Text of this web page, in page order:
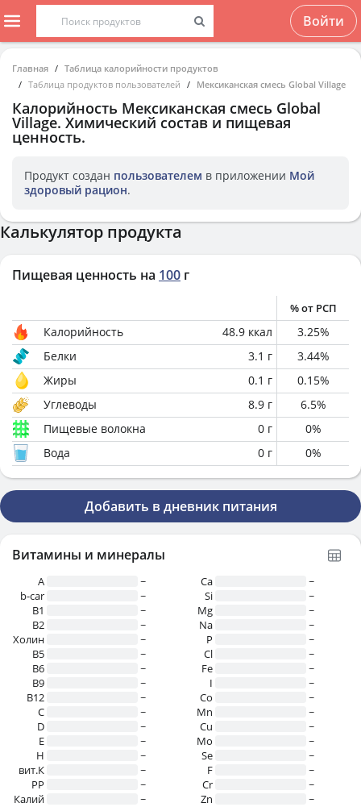
Войти
Главная
Таблица калорийности продуктов
Таблица продуктов пользователей
Мексиканская смесь Global Village
Калорийность Мексиканская смесь Global
Village. Химический состав и пищевая
ценность.
Продукт создан пользователем в приложении Мой
здоровый рацион.
Калькулятор продукта
Пищевая ценность на 100 г
% от РСП
Калорийность 48.9 ккал 3.25%
Белки
3.1 г 3.44%
Жиры
0.1 г 0.15%
Углеводы
8.9 г 6.5%
Пищевые волокна
0 г 0%
Вода
0 г 0%
Добавить в дневник питания
Витамины и минералы
A
~
b-car
~
В1
~
B2
~
Холин
~
B5
~
B6
~
B9
~
B12
~
C
~
D
~
E
~
H
~
вит.К
~
PP
~
Калий
~
Ca
~
Si
~
Mg
~
Na
~
P
~
Cl
~
Fe
~
I
~
Co
~
Mn
~
Cu
~
Mo
~
Se
~
F
~
Cr
~
Zn
~